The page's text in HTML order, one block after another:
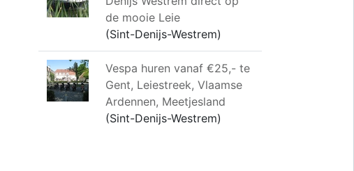
de mooie Leie
(Sint-Denijs-Westrem)
Vespa huren vanaf €25,- te
Gent, Leiestreek, Vlaamse
Ardennen, Meetjesland
(Sint-Denijs-Westrem)